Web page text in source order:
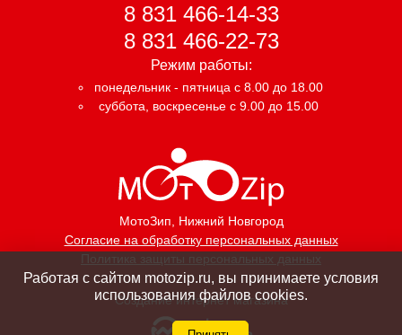
МотоЗип, Нижний Новгород
Согласие на обработку персональных данных
Политика защиты персональных данных
8 831 466-14-33
8 831 466-22-73
Режим работы:
понедельник - пятница с 8.00 до 18.00
суббота, воскресенье с 9.00 до 15.00
Создание интернет магазина
Работая с сайтом motozip.ru, вы принимаете условия
использования файлов cookies.